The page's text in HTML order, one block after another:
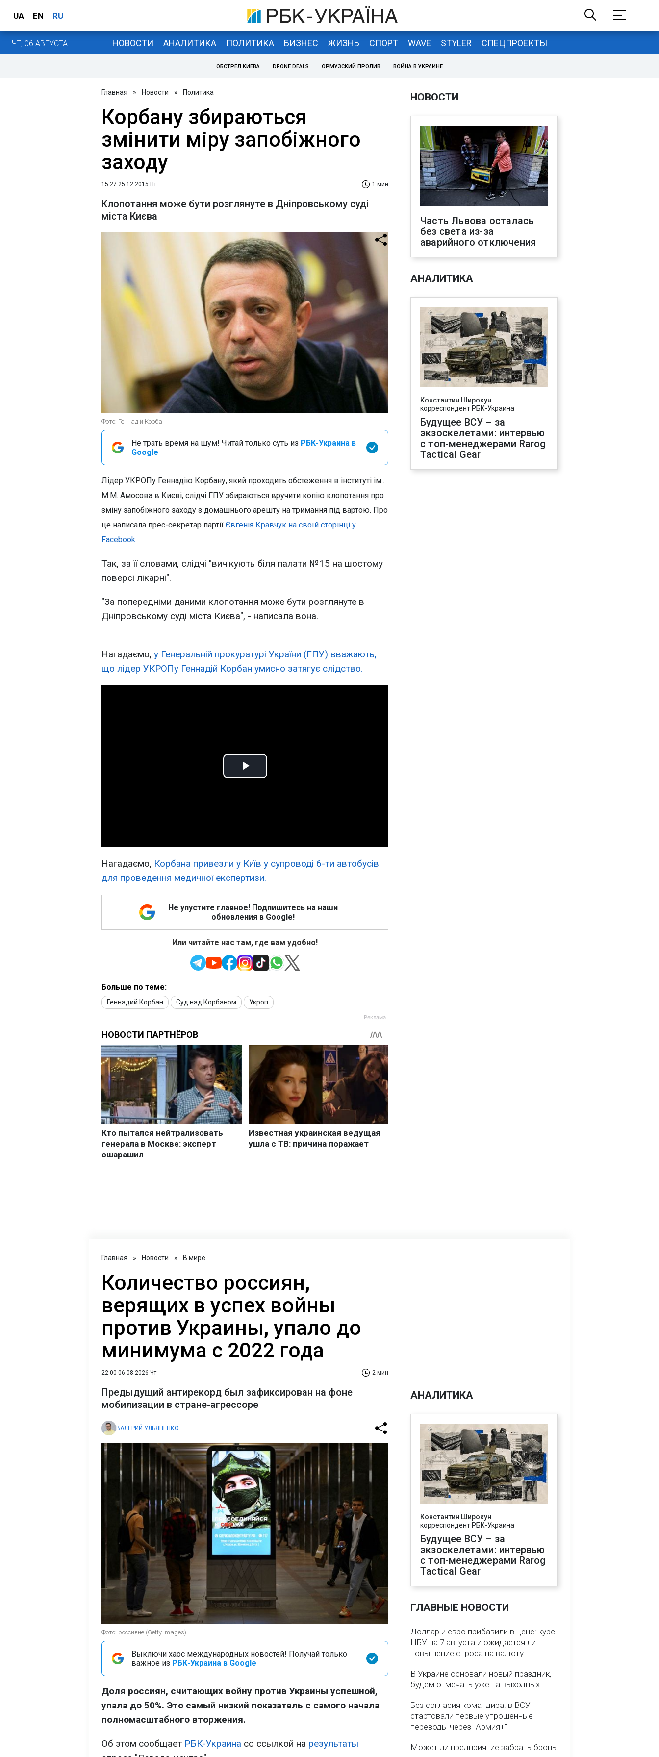
UA EN RU
ЧТ, 06 АВГУСТА НОВОСТИ АНАЛИТИКА ПОЛИТИКА БИЗНЕС ЖИЗНЬ СПОРТ WAVE STYLER СПЕЦПРОЕКТЫ
ОБСТРЕЛ КИЕВА DRONE DEALS ОРМУЗСКИЙ ПРОЛИВ ВОЙНА В УКРАИНЕ
Главная » Новости » Политика
Корбану збираються
змінити міру запобіжного
заходу
15:27 25.12.2015 Пт 1 мин
Клопотання може бути розглянуте в Дніпровському суді
міста Києва
Фото: Геннадій Корбан
Не трать время на шум! Читай только суть из РБК-Украина в
Google
Лідер УКРОПу Геннадію Корбану, який проходить обстеження в інституті ім..
М.М. Амосова в Києві, слідчі ГПУ збираються вручити копію клопотання про
зміну запобіжного заходу з домашнього арешту на тримання під вартою. Про
це написала прес-секретар партії Євгенія Кравчук на своїй сторінці у
Facebook.
Так, за її словами, слідчі "вичікують біля палати №15 на шостому
поверсі лікарні".
"За попередніми даними клопотання може бути розглянуте в
Дніпровському суді міста Києва", - написала вона.
Нагадаємо, у Генеральній прокуратурі України (ГПУ) вважають,
що лідер УКРОПу Геннадій Корбан умисно затягує слідство.
Play
Нагадаємо, Корбана привезли у Київ у супроводі 6-ти автобусів
для проведення медичної експертизи.
Не упустите главное! Подпишитесь на наши
обновления в Google!
Или читайте нас там, где вам удобно!
Больше по теме:
Геннадий Корбан Суд над Корбаном Укроп
НОВОСТИ
Часть Львова осталась
без света из-за
аварийного отключения
АНАЛИТИКА
Константин Широкун
корреспондент РБК-Украина
Будущее ВСУ – за
экзоскелетами: интервью
с топ-менеджерами Rarog
Tactical Gear
Главная » Новости » В мире
Количество россиян,
верящих в успех войны
против Украины, упало до
минимума с 2022 года
22:00 06.08.2026 Чт 2 мин
Предыдущий антирекорд был зафиксирован на фоне
мобилизации в стране-агрессоре
ВАЛЕРИЙ УЛЬЯНЕНКО
Фото: россияне (Getty Images)
Выключи хаос международных новостей! Получай только
важное из РБК-Украина в Google
Доля россиян, считающих войну против Украины успешной,
упала до 50%. Это самый низкий показатель с самого начала
полномасштабного вторжения.
Об этом сообщает РБК-Украина со ссылкой на результаты
АНАЛИТИКА
Константин Широкун
корреспондент РБК-Украина
Будущее ВСУ – за
экзоскелетами: интервью
с топ-менеджерами Rarog
Tactical Gear
ГЛАВНЫЕ НОВОСТИ
Доллар и евро прибавили в цене: курс
НБУ на 7 августа и ожидается ли
повышение спроса на валюту
В Украине основали новый праздник,
будем отмечать уже на выходных
Без согласия командира: в ВСУ
стартовали первые упрощенные
переводы через "Армия+"
Может ли предприятие забрать бронь